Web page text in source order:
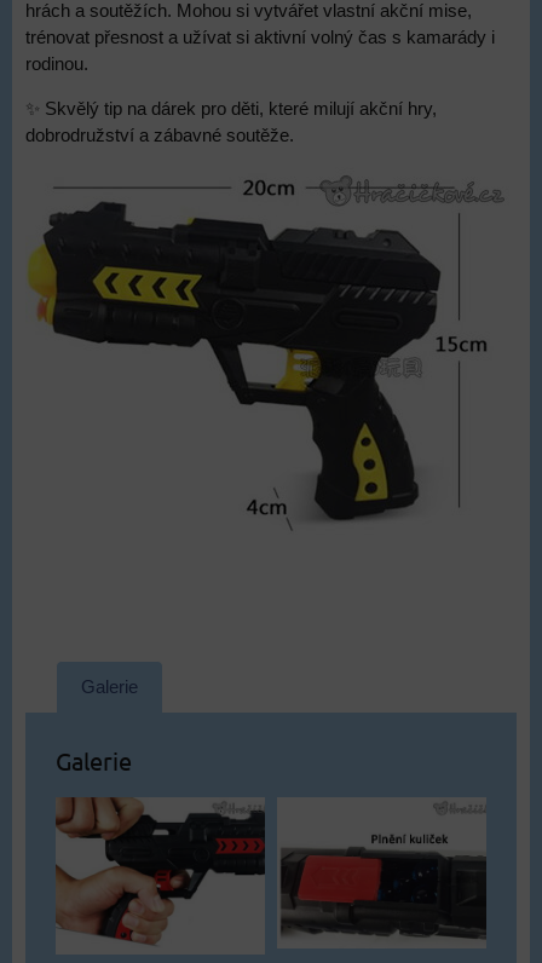
hrách a soutěžích. Mohou si vytvářet vlastní akční mise,
trénovat přesnost a užívat si aktivní volný čas s kamarády i
rodinou.
✨ Skvělý tip na dárek pro děti, které milují akční hry,
dobrodružství a zábavné soutěže.
Galerie
Galerie